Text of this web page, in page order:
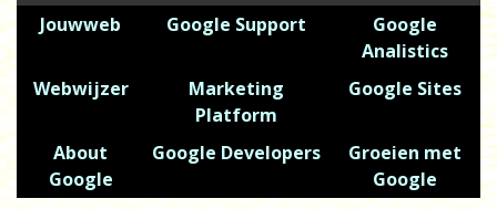
Jouwweb
Google Support
Google
Analistics
Webwijzer
Marketing
Platform
Google Sites
About
Google
Google Developers
Groeien met
Google